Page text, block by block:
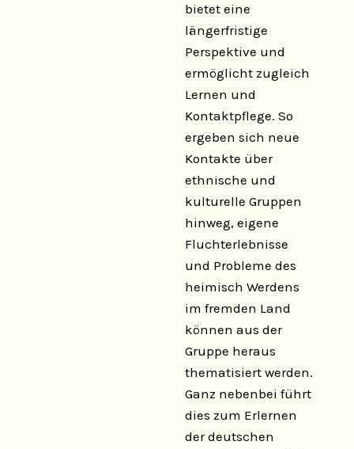
bietet eine
längerfristige
Perspektive und
ermöglicht zugleich
Lernen und
Kontaktpflege. So
ergeben sich neue
Kontakte über
ethnische und
kulturelle Gruppen
hinweg, eigene
Fluchterlebnisse
und Probleme des
heimisch Werdens
im fremden Land
können aus der
Gruppe heraus
thematisiert werden.
Ganz nebenbei führt
dies zum Erlernen
der deutschen